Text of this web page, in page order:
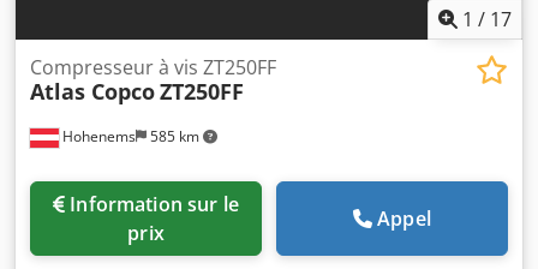
1 / 17
Hohenems 585 km
Compresseur à vis ZT250FF
Atlas CopcoZT250FF
prix
Appel